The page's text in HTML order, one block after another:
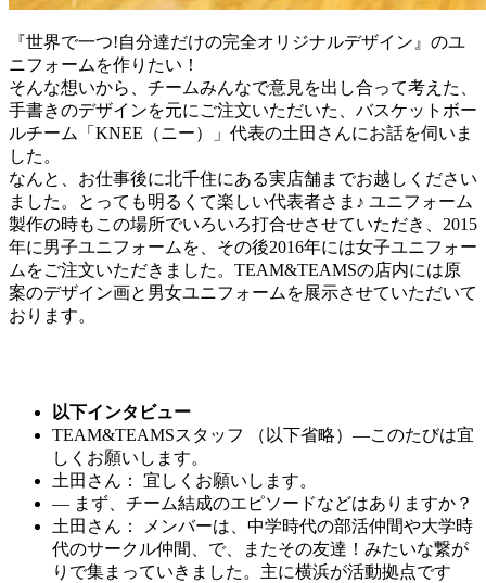
『世界で一つ!自分達だけの完全オリジナルデザイン』のユ
ニフォームを作りたい！
そんな想いから、チームみんなで意見を出し合って考えた、
手書きのデザインを元にご注文いただいた、バスケットボー
ルチーム「KNEE（ニー）」代表の土田さんにお話を伺いま
した。
なんと、お仕事後に北千住にある実店舗までお越しください
ました。とっても明るくて楽しい代表者さま♪ ユニフォーム
製作の時もこの場所でいろいろ打合せさせていただき、2015
年に男子ユニフォームを、その後2016年には女子ユニフォー
ムをご注文いただきました。TEAM&TEAMSの店内には原
案のデザイン画と男女ユニフォームを展示させていただいて
おります。
以下インタビュー
TEAM&TEAMSスタッフ （以下省略）―このたびは宜
しくお願いします。
土田さん： 宜しくお願いします。
― まず、チーム結成のエピソードなどはありますか？
土田さん： メンバーは、中学時代の部活仲間や大学時
代のサークル仲間、で、またその友達！みたいな繋が
りで集まっていきました。主に横浜が活動拠点です